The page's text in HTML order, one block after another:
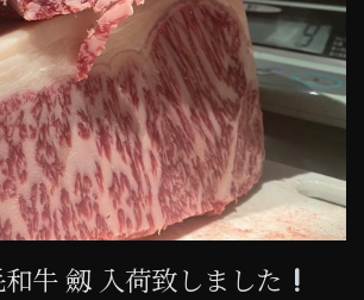
和牛 劔 入荷致しました